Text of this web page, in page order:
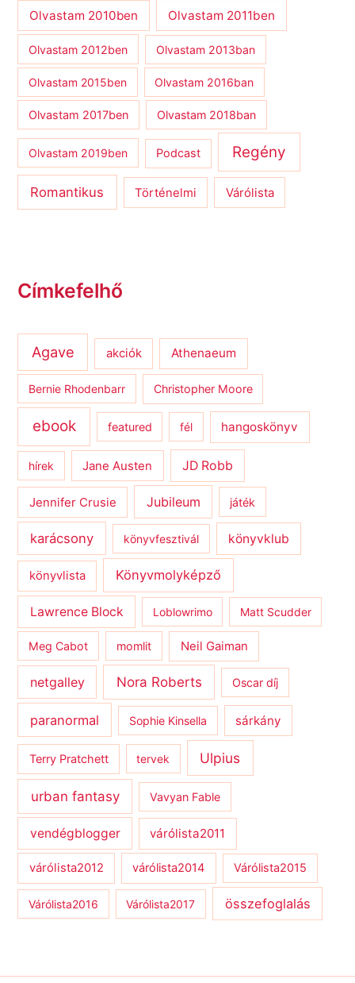
Olvastam 2010ben Olvastam 2011ben
Olvastam 2012ben Olvastam 2013ban
Olvastam 2015ben Olvastam 2016ban
Olvastam 2017ben Olvastam 2018ban
Olvastam 2019ben Podcast Regény
Romantikus Történelmi Várólista
Címkefelhő
Agave akciók Athenaeum
Bernie Rhodenbarr Christopher Moore
ebook featured fél hangoskönyv
hírek Jane Austen JD Robb
Jennifer Crusie Jubileum játék
karácsony könyvfesztivál könyvklub
könyvlista Könyvmolyképző
Lawrence Block Loblowrimo Matt Scudder
Meg Cabot momlit Neil Gaiman
netgalley Nora Roberts Oscar díj
paranormal Sophie Kinsella sárkány
Terry Pratchett tervek Ulpius
urban fantasy Vavyan Fable
vendégblogger várólista2011
várólista2012 várólista2014 Várólista2015
Várólista2016 Várólista2017 összefoglalás